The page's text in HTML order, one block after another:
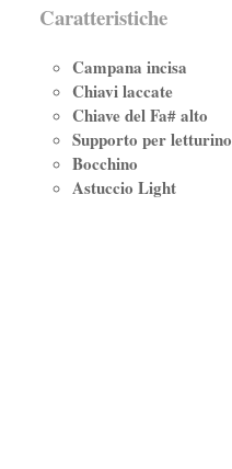
Caratteristiche
Campana incisa
Chiavi laccate
Chiave del Fa# alto
Supporto per letturino
Bocchino
Astuccio Light